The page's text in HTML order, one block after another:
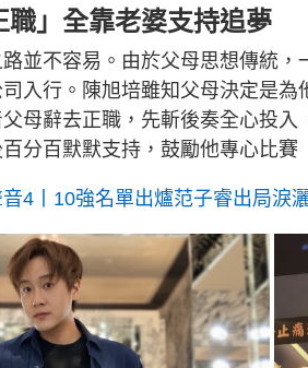
職」全靠老婆支持追夢
並不容易。由於父母思想傳統
入行。陳旭培雖知父母決定是
母辭去正職，先斬後奏全心投
百分百默默支持，鼓勵他專心比
4丨10強名單出爐范子睿出局淚